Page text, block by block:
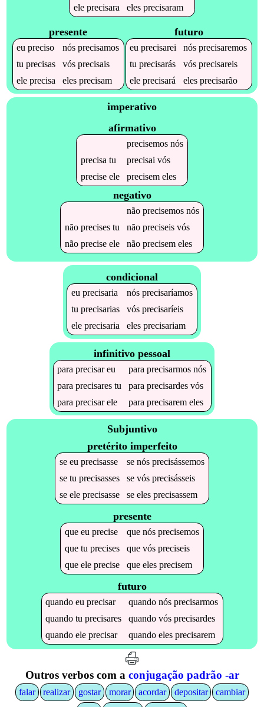
ele precisara eles precisaram
presente
eupreciso nósprecisamos
tuprecisas vósprecisais
eleprecisa elesprecisam
futuro
euprecisarei nósprecisaremos
tuprecisarás vósprecisareis
eleprecisará elesprecisarão
imperativo
afirmativo
precisemosnós
precisa tu precisai vós
preciseele precisemeles
negativo
não precisemosnós
não precisestu não preciseisvós
não preciseele não precisemeles
condicional
eu precisaria nós precisaríamos
tu precisarias vós precisaríeis
ele precisaria eles precisariam
infinitivo pessoal
paraprecisareu paraprecisarmos nós
paraprecisares tu paraprecisardes vós
paraprecisarele paraprecisarem eles
Subjuntivo
pretérito imperfeito
se eu precisasse se nós precisássemos
se tu precisasses se vós precisásseis
se ele precisasse se eles precisassem
presente
que eu precise que nós precisemos
que tu precises que vós preciseis
que ele precise que eles precisem
futuro
quandoeuprecisar quandonósprecisarmos
quandotuprecisares quandovósprecisardes
quandoeleprecisar quandoelesprecisarem
Outros verbos com a conjugação padrão -ar
falar realizar gostar morar acordar depositar
cambiar